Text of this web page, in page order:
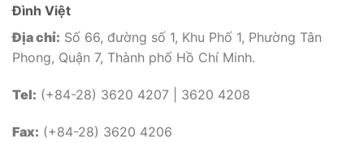
Đình Việt
Địa chỉ: Số 66, đường số 1, Khu Phố 1, Phường Tân
Phong, Quận 7, Thành phố Hồ Chí Minh.
Tel: (+84-28) 3620 4207 | 3620 4208
Fax: (+84-28) 3620 4206